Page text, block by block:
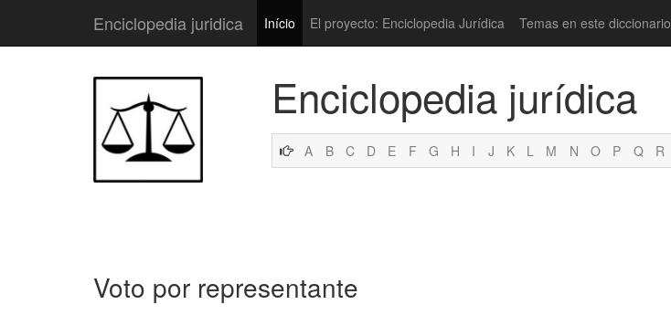
Enciclopedia juridica Início El proyecto: Enciclopedia Jurídica Temas en este diccionario
Enciclopedia jurídica
A B C D E F G H I J K L M N O P Q R
Voto por representante